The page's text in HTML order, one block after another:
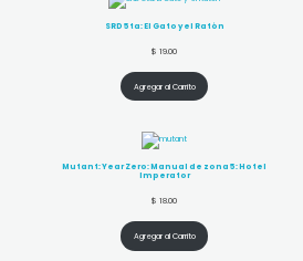
SRD 5ta: El Gato y el Ratón
$ 19.00
Agregar al Carrito
Mutant: Year Zero: Manual de zona 5: Hotel
Imperator
$ 18.00
Agregar al Carrito